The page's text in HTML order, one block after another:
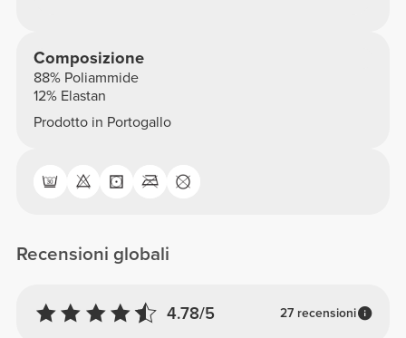
Composizione
88% Poliammide
12% Elastan
Prodotto in Portogallo
Recensioni globali
4.78/5 27 recensioni